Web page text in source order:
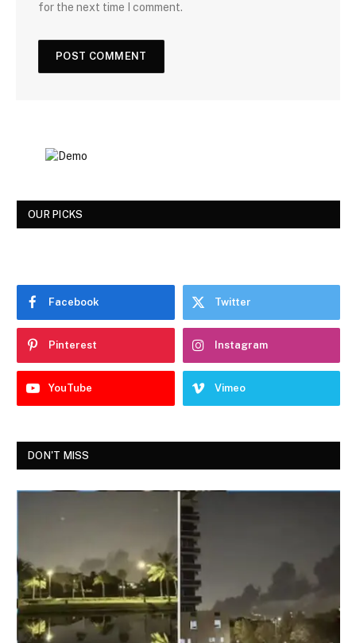
for the next time I comment.
OUR PICKS
Facebook Twitter
Pinterest Instagram
YouTube Vimeo
DON'T MISS